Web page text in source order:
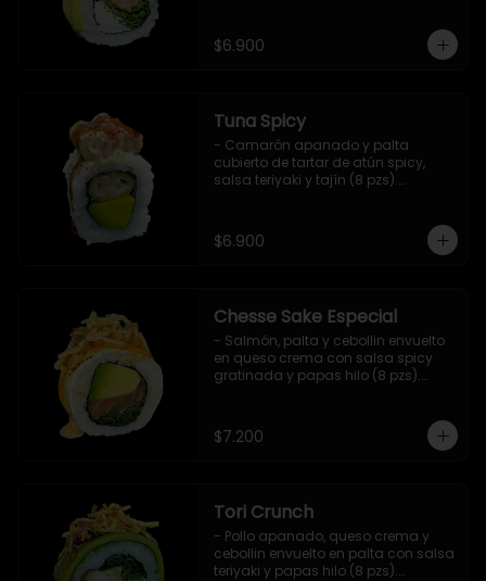
$6.900
Tuna Spicy
- Camarón apanado y palta
cubierto de tartar de atún spicy,
salsa teriyaki y tajín (8 pzs).
$6.900
Chesse Sake Especial
- Salmón, palta y cebollin envuelto
en queso crema con salsa spicy
gratinada y papas hilo (8 pzs).
$7.200
Tori Crunch
- Pollo apanado, queso crema y
cebollin envuelto en palta con salsa
teriyaki y papas hilo (8 pzs).